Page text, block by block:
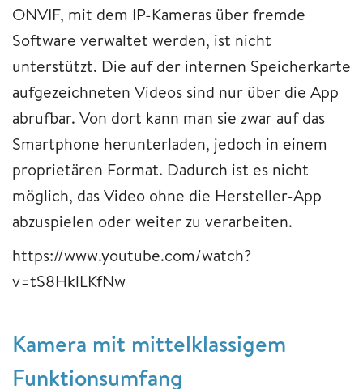
ONVIF, mit dem IP-Kameras über fremde
Software verwaltet werden, ist nicht
unterstützt. Die auf der internen Speicherkarte
aufgezeichneten Videos sind nur über die App
abrufbar. Von dort kann man sie zwar auf das
Smartphone herunterladen, jedoch in einem
proprietären Format. Dadurch ist es nicht
möglich, das Video ohne die Hersteller-App
abzuspielen oder weiter zu verarbeiten.
https://www.youtube.com/watch?
v=tS8HklLKfNw
Kamera mit mittelklassigem
Funktionsumfang